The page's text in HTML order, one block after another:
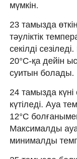
мүмкін.
23 тамызда
тәуліктік
секілді
20°C-қа дейін
суитын болады.
24 тамызда
күтіледі. Ауа
12°C
Максималды
минималды